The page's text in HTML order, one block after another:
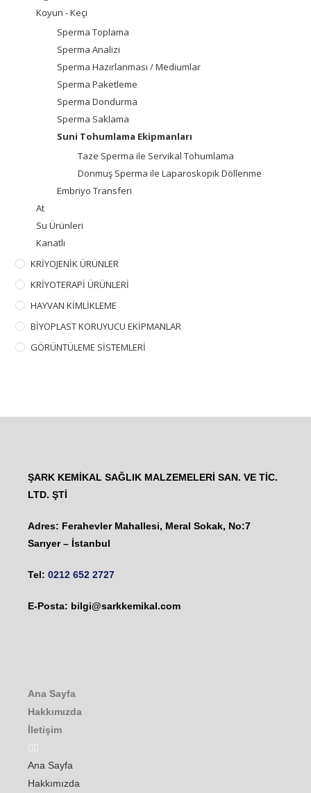
Koyun - Keçi
Sperma Toplama
Sperma Analizi
Sperma Hazırlanması / Mediumlar
Sperma Paketleme
Sperma Dondurma
Sperma Saklama
Suni Tohumlama Ekipmanları
Taze Sperma ile Servikal Tohumlama
Donmuş Sperma ile Laparoskopik Döllenme
Embriyo Transferi
At
Su Ürünleri
Kanatlı
KRİYOJENİK ÜRÜNLER
KRİYOTERAPİ ÜRÜNLERİ
HAYVAN KİMLİKLEME
BİYOPLAST KORUYUCU EKİPMANLAR
GÖRÜNTÜLEME SİSTEMLERİ
ŞARK KEMİKAL SAĞLIK MALZEMELERİ SAN. VE TİC.
LTD. ŞTİ
Adres: Ferahevler Mahallesi, Meral Sokak, No:7
Sarıyer – İstanbul
Tel: 0212 652 2727
E-Posta: bilgi@sarkkemikal.com
Ana Sayfa
Hakkımızda
İletişim
Ana Sayfa
Hakkımızda